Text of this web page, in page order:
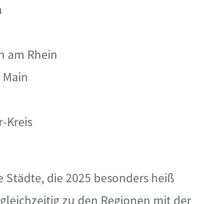
am Rhein
Kreis
Städte, die 2025 besonders heiß
zu den Regionen mit der